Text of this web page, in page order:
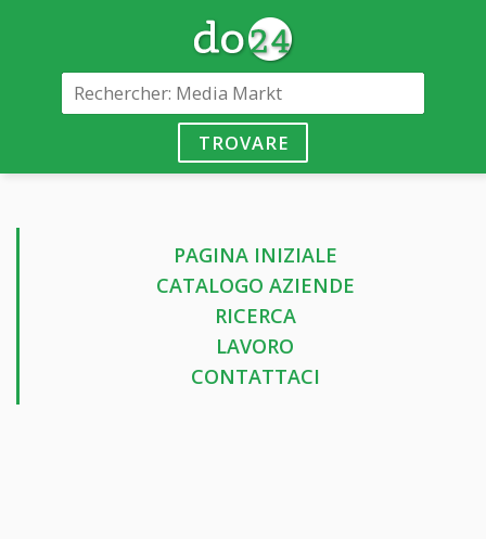
TROVARE
PAGINA INIZIALE
CATALOGO AZIENDE
RICERCA
LAVORO
CONTATTACI